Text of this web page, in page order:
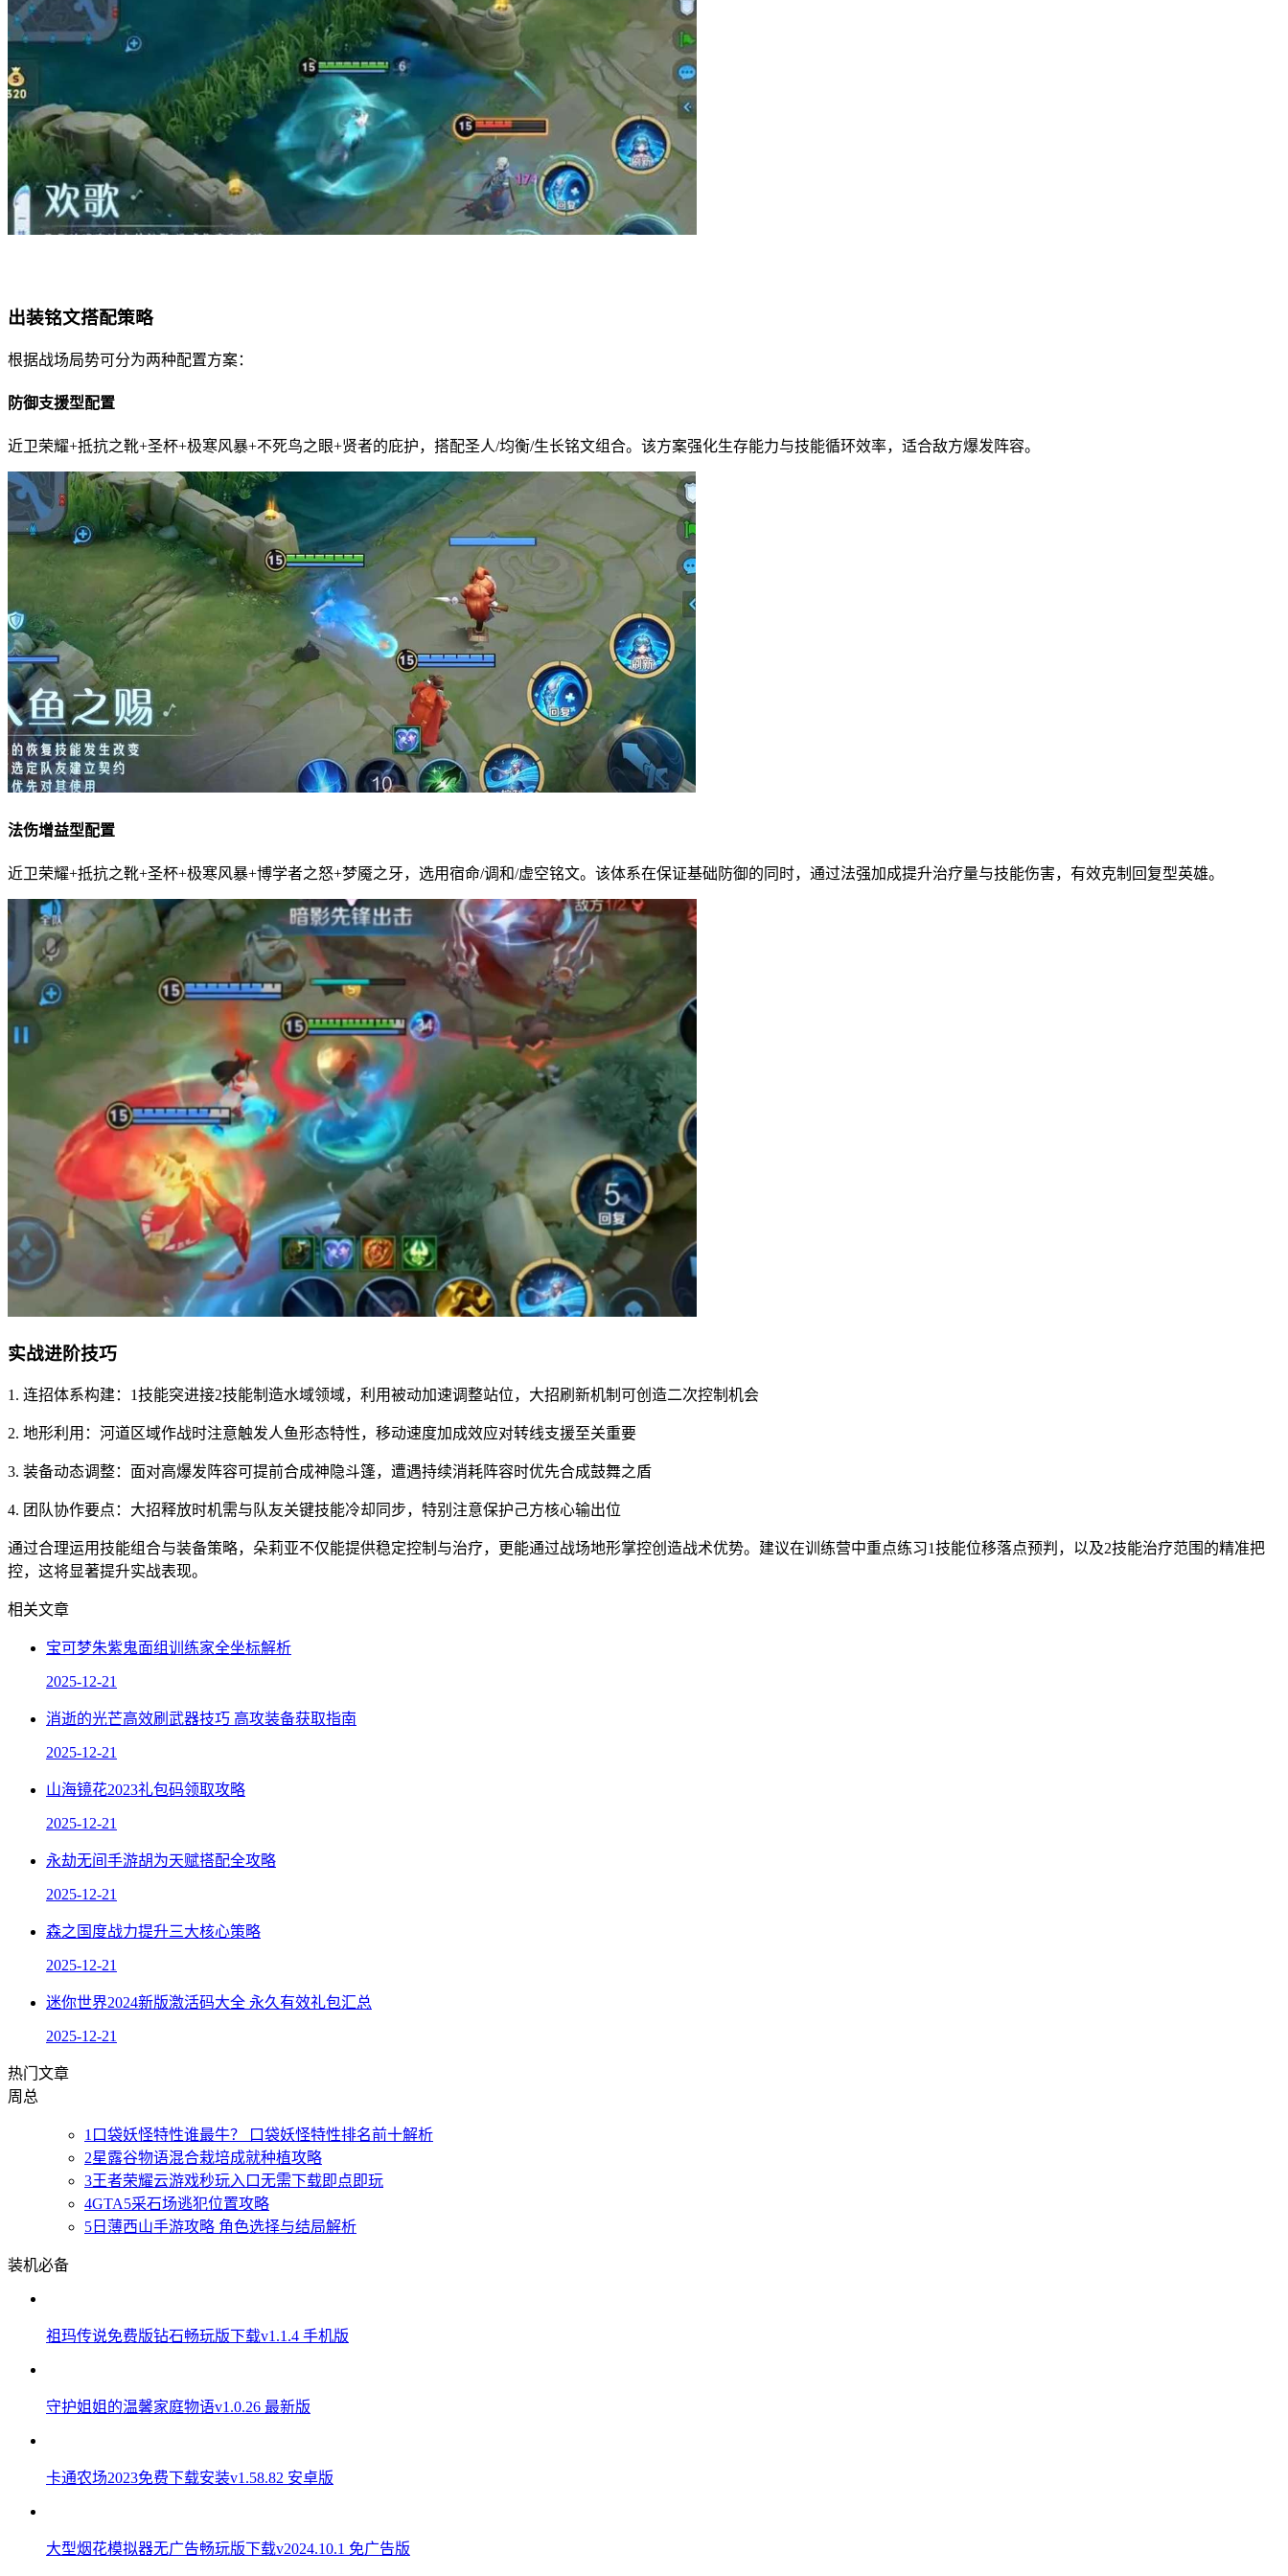
出装铭文搭配策略
根据战场局势可分为两种配置方案：
防御支援型配置
近卫荣耀+抵抗之靴+圣杯+极寒风暴+不死鸟之眼+贤者的庇护，搭配圣人/均衡/生长铭文组合。该方案强化生存能力与技能循环效率，适合敌方爆发阵容。
法伤增益型配置
近卫荣耀+抵抗之靴+圣杯+极寒风暴+博学者之怒+梦魇之牙，选用宿命/调和/虚空铭文。该体系在保证基础防御的同时，通过法强加成提升治疗量与技能伤害，有效克制回复型英雄。
实战进阶技巧
1. 连招体系构建：1技能突进接2技能制造水域领域，利用被动加速调整站位，大招刷新机制可创造二次控制机会
2. 地形利用：河道区域作战时注意触发人鱼形态特性，移动速度加成效应对转线支援至关重要
3. 装备动态调整：面对高爆发阵容可提前合成神隐斗篷，遭遇持续消耗阵容时优先合成鼓舞之盾
4. 团队协作要点：大招释放时机需与队友关键技能冷却同步，特别注意保护己方核心输出位
通过合理运用技能组合与装备策略，朵莉亚不仅能提供稳定控制与治疗，更能通过战场地形掌控创造战术优势。建议在训练营中重点练习1技能位移落点预判，以及2技能治疗范围的精准把
控，这将显著提升实战表现。
相关文章
宝可梦朱紫鬼面组训练家全坐标解析
2025-12-21
消逝的光芒高效刷武器技巧 高攻装备获取指南
2025-12-21
山海镜花2023礼包码领取攻略
2025-12-21
永劫无间手游胡为天赋搭配全攻略
2025-12-21
森之国度战力提升三大核心策略
2025-12-21
迷你世界2024新版激活码大全 永久有效礼包汇总
2025-12-21
热门文章
周 总
1 口袋妖怪特性谁最牛？ 口袋妖怪特性排名前十解析
2星露谷物语混合栽培成就种植攻略
3王者荣耀云游戏秒玩入口无需下载即点即玩
4GTA5采石场逃犯位置攻略
5 日薄西山手游攻略 角色选择与结局解析
装机必备
祖玛传说免费版钻石畅玩版下载v1.1.4 手机版
守护姐姐的温馨家庭物语v1.0.26 最新版
卡通农场2023免费下载安装v1.58.82 安卓版
大型烟花模拟器无广告畅玩版下载v2024.10.1 免广告版